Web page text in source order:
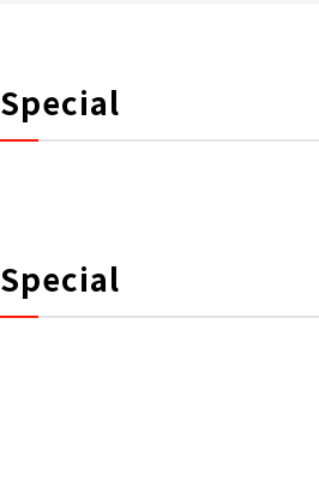
Special
Special